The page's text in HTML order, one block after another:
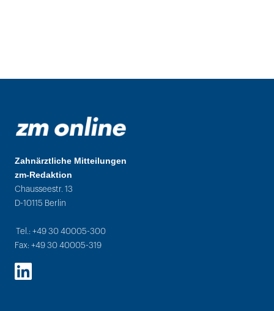
Zahnärztliche Mitteilungen
zm-Redaktion
Chausseestr. 13
D-10115 Berlin
Tel.: +49 30 40005-300
Fax: +49 30 40005-319
LinkedIn